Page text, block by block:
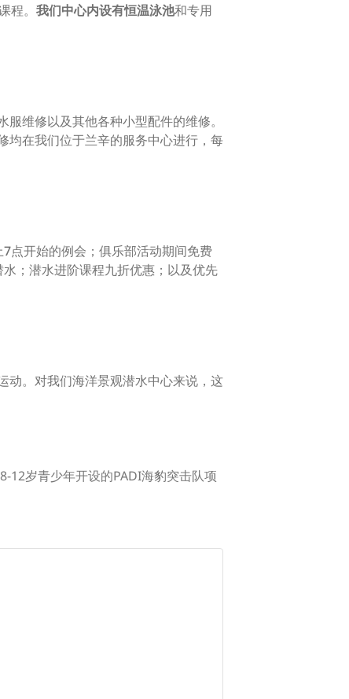
。 我们中心内设有恒温泳池和专用
维修以及其他各种小型配件的维修。
均在我们位于兰辛的服务中心进行，每
点开始的例会；俱乐部活动期间免费
；潜水进阶课程九折优惠；以及优先
动。对我们海洋景观潜水中心来说，这
12岁青少年开设的PADI海豹突击队项